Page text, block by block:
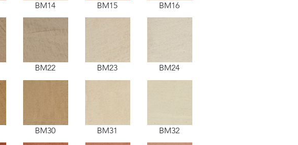
BM14
BM22
BM30
BM15
BM23
BM31
BM16
BM24
BM32